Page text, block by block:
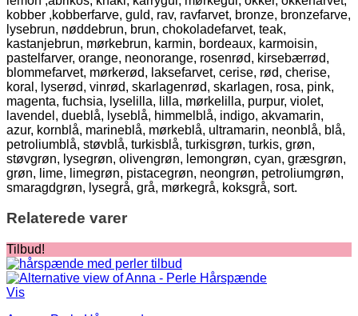
kobber ,kobberfarve, guld, rav, ravfarvet, bronze, bronzefarve,
lysebrun, nøddebrun, brun, chokoladefarvet, teak,
kastanjebrun, mørkebrun, karmin, bordeaux, karmoisin,
pastelfarver, orange, neonorange, rosenrød, kirsebærrød,
blommefarvet, mørkerød, laksefarvet, cerise, rød, cherise,
koral, lyserød, vinrød, skarlagenrød, skarlagen, rosa, pink,
magenta, fuchsia, lyselilla, lilla, mørkelilla, purpur, violet,
lavendel, dueblå, lyseblå, himmelblå, indigo, akvamarin,
azur, kornblå, marineblå, mørkeblå, ultramarin, neonblå, blå,
petroliumblå, støvblå, turkisblå, turkisgrøn, turkis, grøn,
støvgrøn, lysegrøn, olivengrøn, lemongrøn, cyan, græsgrøn,
grøn, lime, limegrøn, pistacegrøn, neongrøn, petroliumgrøn,
smaragdgrøn, lysegrå, grå, mørkegrå, koksgrå, sort.
Relaterede varer
Tilbud!
Vis